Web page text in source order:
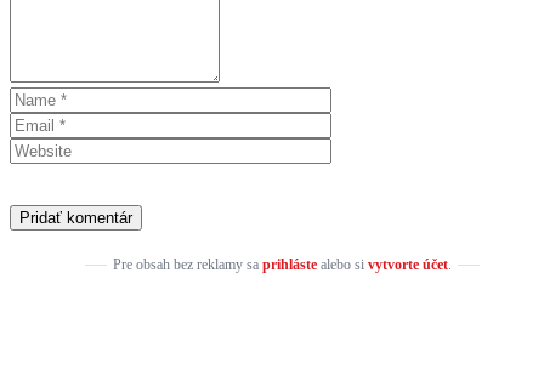
Pre obsah bez reklamy sa prihlástealebo si vytvorte účet.